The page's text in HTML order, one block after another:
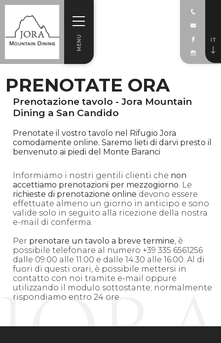
MENU IT
PRENOTATE ORA
Prenotazione tavolo - Jora Mountain
Dining a San Candido
Prenotate il vostro tavolo nel Rifugio Jora
comodamente online. Saremo lieti di darvi presto il
benvenuto ai piedi del Monte Baranci
Informiamo i nostri gentili clienti che non
accettiamo prenotazioni per mezzogiorno. Le
richieste di prenotazione online devono essere
effettuate almeno un giorno in anticipo e sono
valide solo in seguito alla ricezione della nostra
e-mail di conferma.
Per prenotare un tavolo a breve termine, è
possibile telefonare al numero +39 335 6561256
dalle 09:00 alle 11:00 e dalle 14:30 alle 16:00. Al di
fuori di questi orari, è possibile mettersi in
contatto con noi tramite e-mail oppure
utilizzando il modulo sottostante; normalmente
rispondiamo entro 24 ore.